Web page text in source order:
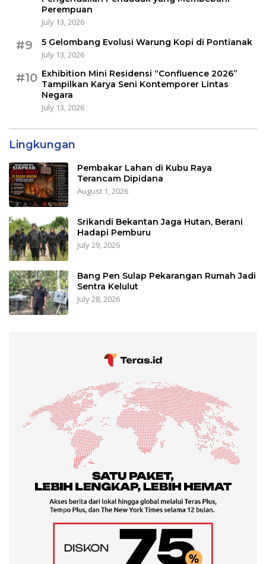
Perempuan
July 13, 2026
#9
5 Gelombang Evolusi Warung Kopi di Pontianak
July 13, 2026
#10 Exhibition Mini Residensi “Confluence 2026”
Tampilkan Karya Seni Kontemporer Lintas
Negara
July 13, 2026
Lingkungan
Pembakar Lahan di Kubu Raya
Terancam Dipidana
August 1, 2026
Srikandi Bekantan Jaga Hutan, Berani
Hadapi Pemburu
July 29, 2026
Bang Pen Sulap Pekarangan Rumah Jadi
Sentra Kelulut
July 28, 2026